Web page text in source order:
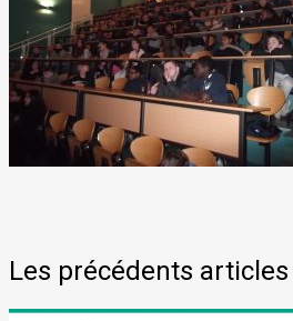
Les précédents articles